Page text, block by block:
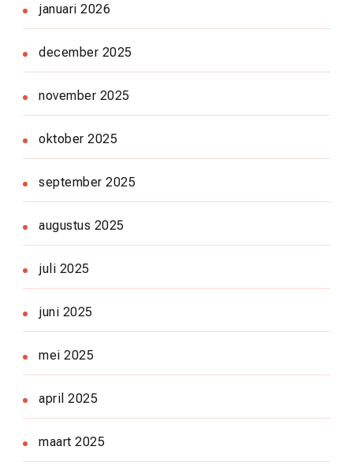
januari 2026
december 2025
november 2025
oktober 2025
september 2025
augustus 2025
juli 2025
juni 2025
mei 2025
april 2025
maart 2025